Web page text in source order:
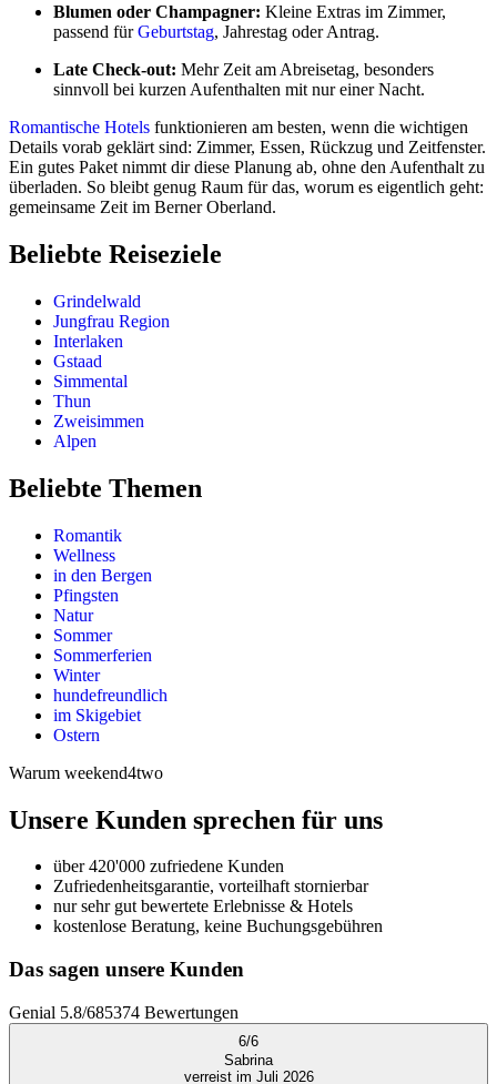
Blumen oder Champagner: Kleine Extras im Zimmer,
passend fürGeburtstag, Jahrestag oder Antrag.
Late Check-out: Mehr Zeit am Abreisetag, besonders
sinnvoll bei kurzen Aufenthalten mit nur einer Nacht.
Romantische Hotels funktionieren am besten, wenn die wichtigen
Details vorab geklärt sind: Zimmer, Essen, Rückzug und Zeitfenster.
Ein gutes Paket nimmt dir diese Planung ab, ohne den Aufenthalt zu
überladen. So bleibt genug Raum für das, worum es eigentlich geht:
gemeinsame Zeit im Berner Oberland.
Beliebte Reiseziele
Grindelwald
Jungfrau Region
Interlaken
Gstaad
Simmental
Thun
Zweisimmen
Alpen
Beliebte Themen
Romantik
Wellness
in den Bergen
Pfingsten
Natur
Sommer
Sommerferien
Winter
hundefreundlich
im Skigebiet
Ostern
Warum weekend4two
Unsere Kunden sprechen für uns
über 420'000 zufriedene Kunden
Zufriedenheitsgarantie, vorteilhaft stornierbar
nur sehr gut bewertete Erlebnisse & Hotels
kostenlose Beratung, keine Buchungsgebühren
Das sagen unsere Kunden
Genial 5.8/685374 Bewertungen
6/6
Sabrina
verreist im Juli 2026